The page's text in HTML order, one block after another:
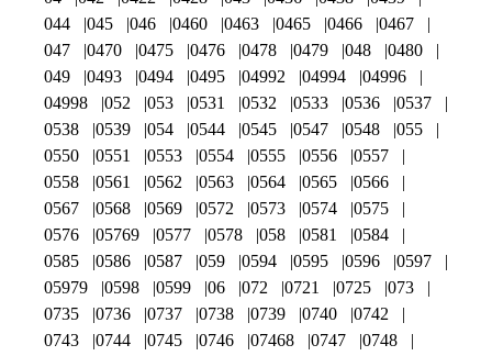
044
045 046 0460 0463 0465 0466
0467
047
0470 0475 0476 0478 0479 048
0480
049
0493 0494 0495 04992 04994
04996
04998
052 053 0531 0532 0533 0536
0537
0538
0539 054 0544 0545 0547 0548
055
0550
0551 0553 0554 0555 0556
0557
0558
0561 0562 0563 0564 0565
0566
0567
0568 0569 0572 0573 0574
0575
0576
05769 0577 0578 058 0581
0584
0585
0586 0587 059 0594 0595 0596
0597
05979
0598 0599 06 072 0721 0725
073
0735
0736 0737 0738 0739 0740
0742
0743
0744 0745 0746 07468 0747
0748